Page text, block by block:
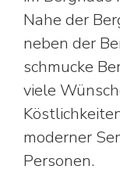
Nahe der
neben der
schmucke
viele
moderner
Personen.